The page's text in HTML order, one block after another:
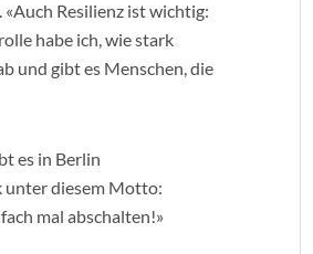
Resilienz ist wichtig:
habe ich, wie stark
und gibt es Menschen, die
es in Berlin
unter diesem Motto:
mal abschalten!»